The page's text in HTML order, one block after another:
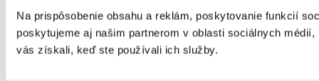
Na prispôsobenie obsahu a reklám, poskytovanie funkcií
poskytujeme aj našim partnerom v oblasti sociálnych
vás získali, keď ste používali ich služby.